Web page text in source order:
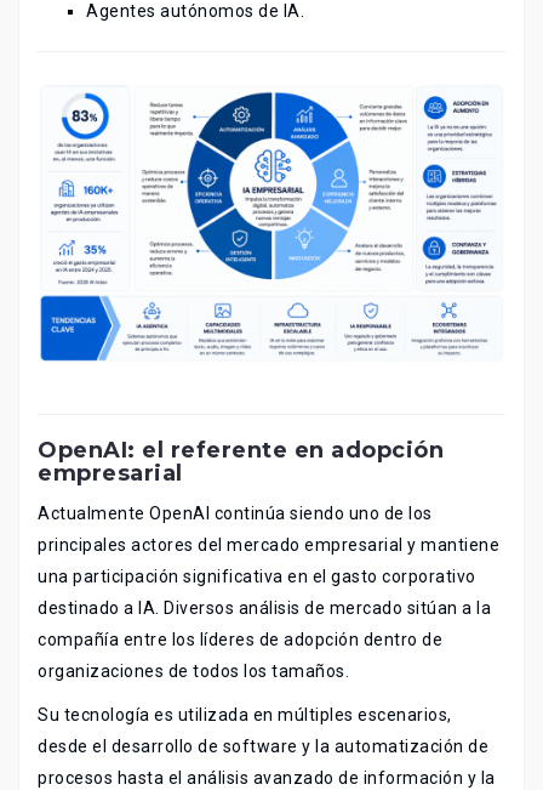
Agentes autónomos de IA.
OpenAI: el referente en adopción
empresarial
Actualmente OpenAI continúa siendo uno de los
principales actores del mercado empresarial y mantiene
una participación significativa en el gasto corporativo
destinado a IA. Diversos análisis de mercado sitúan a la
compañía entre los líderes de adopción dentro de
organizaciones de todos los tamaños.
Su tecnología es utilizada en múltiples escenarios,
desde el desarrollo de software y la automatización de
procesos hasta el análisis avanzado de información y la